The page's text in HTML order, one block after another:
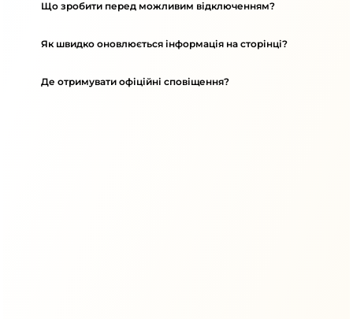
Що зробити перед можливим відключенням?
Як швидко оновлюється інформація на сторінці?
Де отримувати офіційні сповіщення?